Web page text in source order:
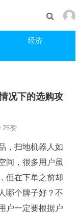
经济
况下的选购攻
25赞
，扫地机器人如
间，很多用户虽
但在下单之前却
哪个牌子好？不
户一定要根据户